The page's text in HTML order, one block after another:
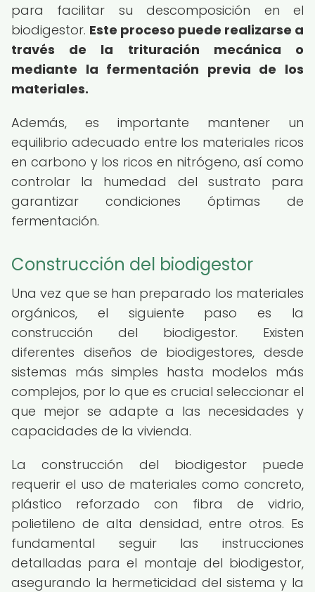
para facilitar su descomposición en el
biodigestor. Este proceso puede realizarse a
través de la trituración mecánica o
mediante la fermentación previa de los
materiales.
Además, es importante mantener un
equilibrio adecuado entre los materiales ricos
en carbono y los ricos en nitrógeno, así como
controlar la humedad del sustrato para
garantizar condiciones óptimas de
fermentación.
Construcción del biodigestor
Una vez que se han preparado los materiales
orgánicos, el siguiente paso es la
construcción del biodigestor. Existen
diferentes diseños de biodigestores, desde
sistemas más simples hasta modelos más
complejos, por lo que es crucial seleccionar el
que mejor se adapte a las necesidades y
capacidades de la vivienda.
La construcción del biodigestor puede
requerir el uso de materiales como concreto,
plástico reforzado con fibra de vidrio,
polietileno de alta densidad, entre otros. Es
fundamental seguir las instrucciones
detalladas para el montaje del biodigestor,
asegurando la hermeticidad del sistema y la